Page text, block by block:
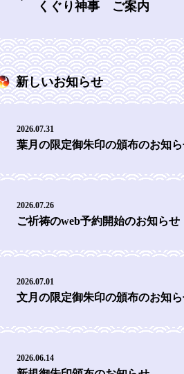
くぐり神事 ご案内
新しいお知らせ
2026.07.31
葉月の限定御朱印の頒布のお知
2026.07.26
ご祈祷のweb予約開始のお知らせ
2026.07.01
文月の限定御朱印の頒布のお知
2026.06.14